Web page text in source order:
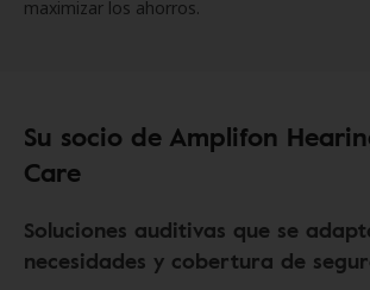
maximizar los ahorros.
Su socio de Amplifon
Care
Soluciones auditivas que se
necesidades y cobertura de